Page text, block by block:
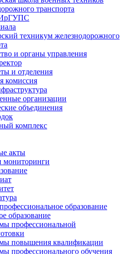
транспорта
техникум железнодорожного
и органы управления
и отделения
комиссия
организации
объединения
комплекс
акты
мониторинги
образование
образование
профессиональной
повышения квалификации
профессионального обучения